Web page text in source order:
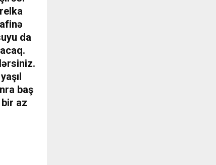
da
baş
az